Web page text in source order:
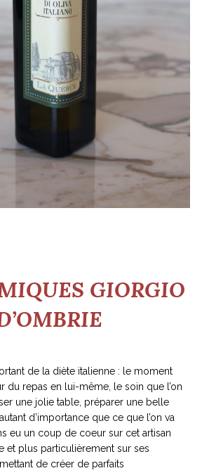
GIORGIO
de la diète italienne : le moment
du repas en lui-même, le soin que l’on
une jolie table, préparer une belle
d’importance que ce que l’on va
eu un coup de coeur sur cet artisan
et plus particulièrement sur ses
de créer de parfaits